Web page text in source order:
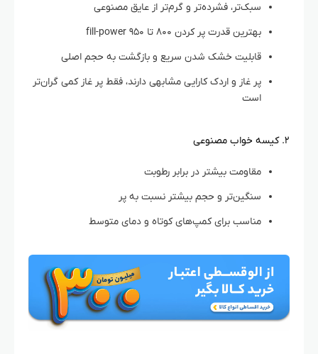
سبک‌تر، فشرده‌تر و گرم‌تر از عایق مصنوعی
بهترین قدرت پر کردن ۸۰۰ تا ۹۵۰ fill-power
قابلیت خشک شدن سریع و بازگشت به حجم اصلی
پر غاز و اردک کارایی مشابهی دارند، فقط پر غاز کمی گران‌تر
است
۲. کیسه خواب مصنوعی
مقاومت بیشتر در برابر رطوبت
سنگین‌تر و حجم بیشتر نسبت به پر
مناسب برای کمپ‌های کوتاه و دمای متوسط